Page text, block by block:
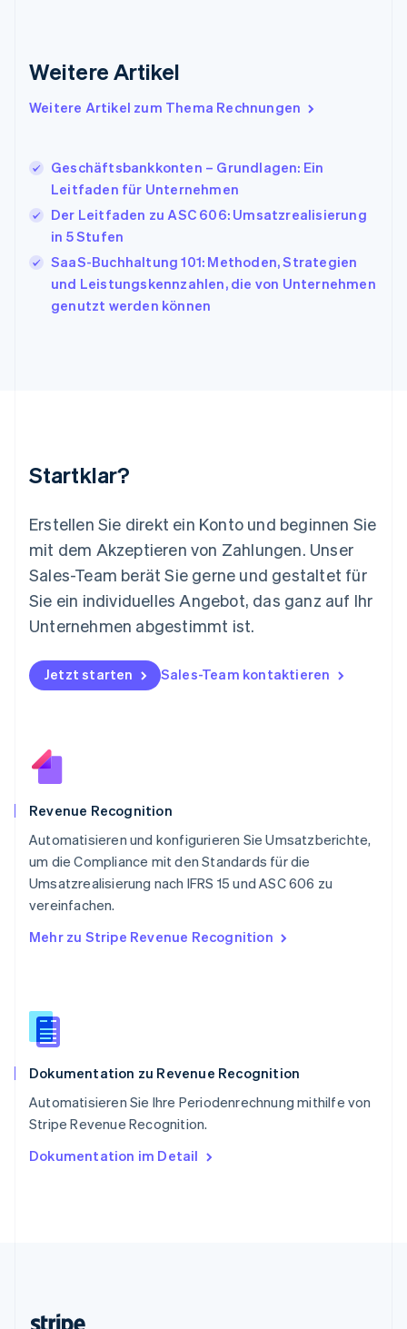
Weitere Artikel
Weitere Artikel zum Thema Rechnungen
Geschäftsbankkonten – Grundlagen: Ein
Leitfaden für Unternehmen
Der Leitfaden zu ASC 606: Umsatzrealisierung
in 5 Stufen
SaaS-Buchhaltung 101: Methoden, Strategien
und Leistungskennzahlen, die von Unternehmen
genutzt werden können
Startklar?
Erstellen Sie direkt ein Konto und beginnen Sie
mit dem Akzeptieren von Zahlungen. Unser
Sales-Team berät Sie gerne und gestaltet für
Sie ein individuelles Angebot, das ganz auf Ihr
Unternehmen abgestimmt ist.
Jetzt starten Sales-Team kontaktieren
Revenue Recognition
Automatisieren und konfigurieren Sie Umsatzberichte,
um die Compliance mit den Standards für die
Umsatzrealisierung nach IFRS 15 und ASC 606 zu
vereinfachen.
Mehr zu Stripe Revenue Recognition
Dokumentation zu Revenue Recognition
Automatisieren Sie Ihre Periodenrechnung mithilfe von
Stripe Revenue Recognition.
Dokumentation im Detail
English
English
Japan
日本語 English
EnglishFrançais
Kroatien
English Italiano
English
Liechtenstein
English
Español English
Neuseeland
English
Niederlande
Norwegen
English
DeutschEnglish
Polen
Rumänien
Schweden
SvenskaEnglish
DeutschFrançaisItalianoEnglish
Singapur
English 简体中文
Slowakei
Slowenien
English
Spanien
Thailand
Tschechische Republik
English
English